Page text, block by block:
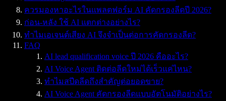
ควรมองหาอะไรในแพลตฟอร์ม AI คัดกรองลีดปี 2026?
ก่อน-หลัง ใช้ AI แตกต่างอย่างไร?
ทำไมเอเจนต์เสียง AI จึงจำเป็นต่อการคัดกรองลีด?
FAQ
AI lead qualification voice ปี 2026 คืออะไร?
AI Voice Agent ติดต่อลีดใหม่ได้เร็วแค่ไหน?
ทำไมสปีดลีดถึงสำคัญต่อยอดขาย?
AI Voice Agent คัดกรองลีดแบบอัตโนมัติอย่างไร?